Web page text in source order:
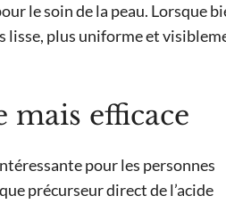
le soin de la peau. Lorsque
lisse, plus uniforme et
mais efficace
pour les personnes
précurseur direct de l’acide